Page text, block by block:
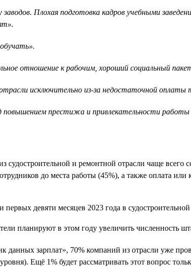
заводов. Плохая подготовка кадров учебными
отношение к рабочим, хороший социальный
исключительно из-за недостаточной оплаты
повышением престижа и привлекательности работы
судостроительной и ремонтной отрасли чаще
до места работы (45%), а также оплата
планируют в этом году увеличить численность
данных зарплат», 70% компаний из отрасли уже
Ещё 1% будет рассматривать этот вопрос